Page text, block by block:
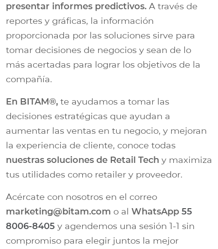
presentar informes predictivos. A través de
reportes y gráficas, la información
proporcionada por las soluciones sirve para
tomar decisiones de negocios y sean de lo
más acertadas para lograr los objetivos de la
compañía.
En BITAM®, te ayudamos a tomar las
decisiones estratégicas que ayudan a
aumentar las ventas en tu negocio, y mejoran
la experiencia de cliente, conoce todas
nuestras soluciones de Retail Tech y maximiza
tus utilidades como retailer y proveedor.
Acércate con nosotros en el correo
marketing@bitam.com o al WhatsApp 55
8006-8405 y agendemos una sesión 1-1 sin
compromiso para elegir juntos la mejor